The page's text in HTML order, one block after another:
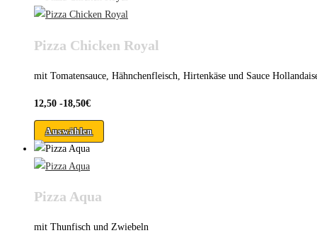
Pizza Chicken Royal
mit Tomatensauce, Hähnchenfleisch, Hirtenkäse und Sauce
12,50 -18,50€
Auswählen
Pizza Aqua
mit Thunfisch und Zwiebeln